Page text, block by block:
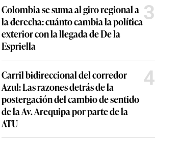
Colombia se suma al giro regional a
la derecha: cuánto cambia la política
exterior con la llegada de De la
Espriella
3
Carril bidireccional del corredor
Azul: Las razones detrás de la
postergación del cambio de sentido
de la Av. Arequipa por parte de la
ATU
4